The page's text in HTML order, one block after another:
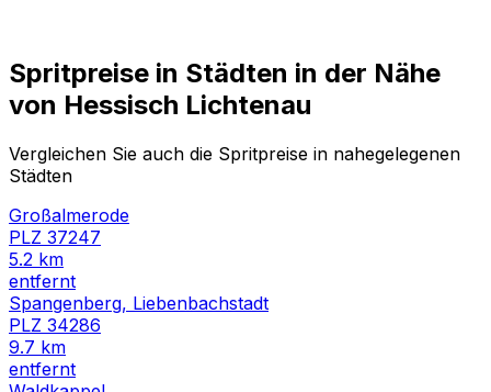
Spritpreise in Städten in der Nähe
von Hessisch Lichtenau
Vergleichen Sie auch die Spritpreise in nahegelegenen
Städten
Großalmerode
PLZ 37247
5.2 km
entfernt
Spangenberg, Liebenbachstadt
PLZ 34286
9.7 km
entfernt